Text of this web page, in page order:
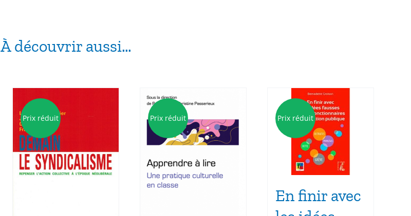
À découvrir aussi…
Prix réduit Prix réduit Prix réduit
En finir avec